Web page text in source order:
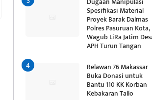
Spesifikasi Material
Proyek Barak Dalmas
Polres Pasuruan Kota,
Wagub LiRa Jatim
APH Turun Tangan
Relawan 76 Makassar
Buka Donasi untuk
Bantu 110 KK Korban
Kebakaran Tallo